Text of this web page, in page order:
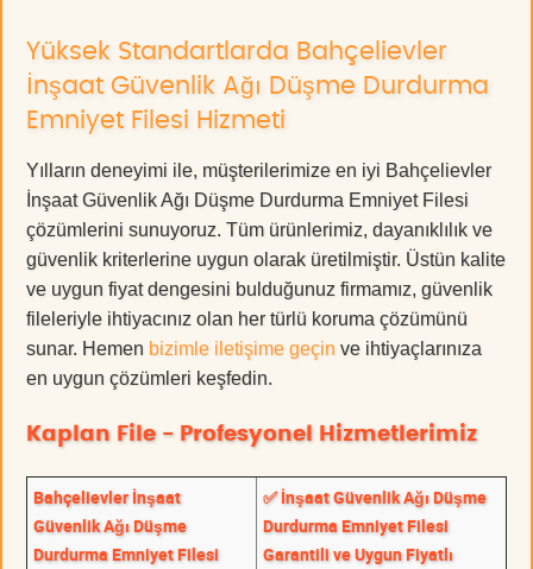
Yüksek Standartlarda Bahçelievler
İnşaat Güvenlik Ağı Düşme Durdurma
Emniyet Filesi Hizmeti
Yılların deneyimi ile, müşterilerimize en iyi Bahçelievler
İnşaat Güvenlik Ağı Düşme Durdurma Emniyet Filesi
çözümlerini sunuyoruz. Tüm ürünlerimiz, dayanıklılık ve
güvenlik kriterlerine uygun olarak üretilmiştir. Üstün kalite
ve uygun fiyat dengesini bulduğunuz firmamız, güvenlik
fileleriyle ihtiyacınız olan her türlü koruma çözümünü
sunar. Hemen bizimle iletişime geçin ve ihtiyaçlarınıza
en uygun çözümleri keşfedin.
Kaplan File - Profesyonel Hizmetlerimiz
Bahçelievler İnşaat
Güvenlik Ağı Düşme
Durdurma Emniyet Filesi
✅ İnşaat Güvenlik Ağı Düşme
Durdurma Emniyet Filesi
Garantili ve Uygun Fiyatlı